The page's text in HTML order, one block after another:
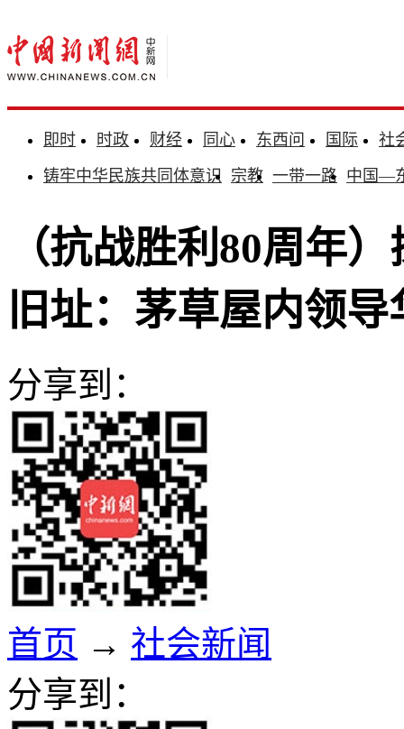
即时 时政 财经 同心 东西问 国际
社
铸牢中华民族共同体意识 宗教 一带一路 中国—
（抗战胜利80周年
旧址：茅草屋内领
分享到：
首页 → 社会新闻
分享到：